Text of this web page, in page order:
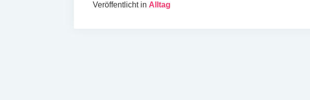
Veröffentlicht in Alltag